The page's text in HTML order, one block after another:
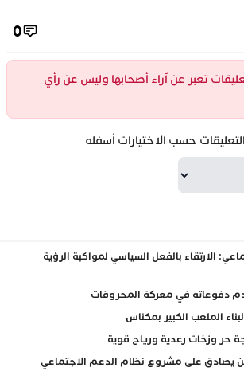
0
تعبر عن آراء أصحابها وليس عن رأي
حسب الاختيارات أسفله
الارتقاء بالفعل السياسي لمواكبة الرؤية
دفوعاته في معركة المحروقات
حر وزخات رعدية ورياح قوية
يصادق على مشروع نظام الدعم الاجتماعي